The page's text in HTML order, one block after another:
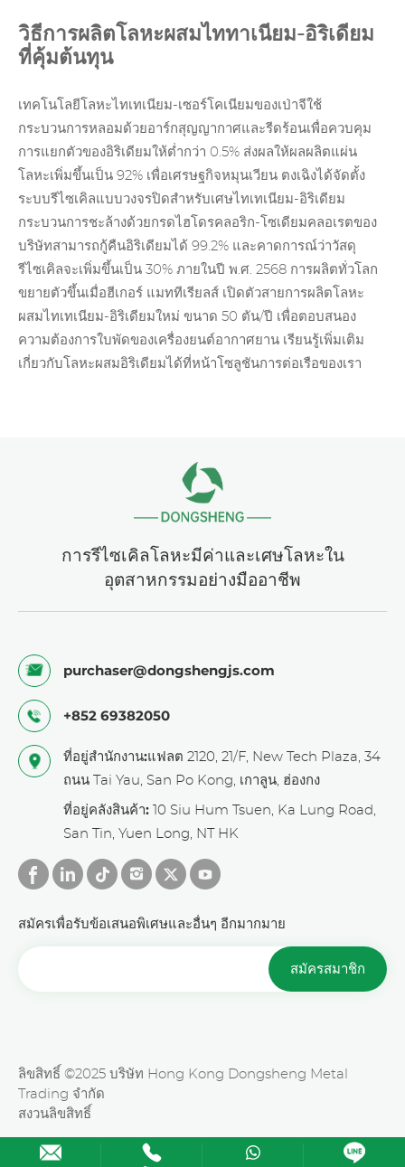
วิธีการผลิตโลหะผสมไททาเนียม-อิริเดียม
ที่คุ้มต้นทุน
เทคโนโลยีโลหะไทเทเนียม-เซอร์โคเนียมของเป่าจีใช้
กระบวนการหลอมด้วยอาร์กสุญญากาศและรีดร้อนเพื่อควบคุม
การแยกตัวของอิริเดียมให้ต่ำกว่า 0.5% ส่งผลให้ผลผลิตแผ่น
โลหะเพิ่มขึ้นเป็น 92% เพื่อเศรษฐกิจหมุนเวียน ตงเฉิงได้จัดตั้ง
ระบบรีไซเคิลแบบวงจรปิดสำหรับเศษไทเทเนียม-อิริเดียม
กระบวนการชะล้างด้วยกรดไฮโดรคลอริก-โซเดียมคลอเรตของ
บริษัทสามารถกู้คืนอิริเดียมได้ 99.2% และคาดการณ์ว่าวัสดุ
รีไซเคิลจะเพิ่มขึ้นเป็น 30% ภายในปี พ.ศ. 2568 การผลิตทั่วโลก
ขยายตัวขึ้นเมื่อฮีเกอร์ แมททีเรียลส์ เปิดตัวสายการผลิตโลหะ
ผสมไทเทเนียม-อิริเดียมใหม่ ขนาด 50 ตัน/ปี เพื่อตอบสนอง
ความต้องการใบพัดของเครื่องยนต์อากาศยาน เรียนรู้เพิ่มเติม
เกี่ยวกับ โลหะผสมอิริเดียมได้ที่หน้าโซลูชันการต่อเรือของเรา
การรีไซเคิลโลหะมีค่าและเศษโลหะใน
อุตสาหกรรมอย่างมืออาชีพ
purchaser@dongshengjs.com
+852 69382050
ที่อยู่สำนักงาน:แฟลต 2120, 21/F, New Tech Plaza, 34
ถนน Tai Yau, San Po Kong, เกาลูน, ฮ่องกง
ที่อยู่คลังสินค้า: 10 Siu Hum Tsuen, Ka Lung Road,
San Tin, Yuen Long, NT HK
สมัครเพื่อรับข้อเสนอพิเศษและอื่นๆ อีกมากมาย
สมัครสมาชิก
ลิขสิทธิ์ ©2025 บริษัท Hong Kong Dongsheng Metal
Trading จำกัด
สงวนลิขสิทธิ์